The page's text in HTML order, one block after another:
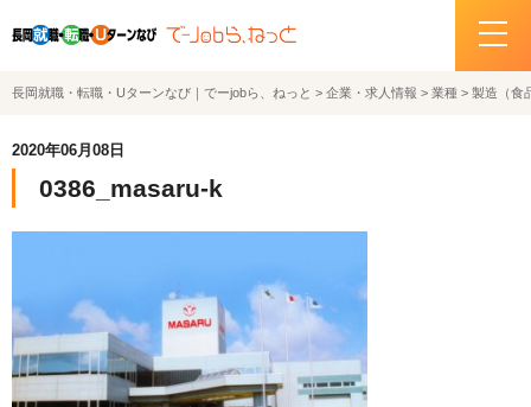
ホーム
企業・求人情報
サポートデスクの紹介
お問い合わせ
長岡就職・転職・Uターンなび｜でーjobら、ねっと > 企業・求人情報 > 業種 > 製造（食
2020年06月08日
0386_masaru-k